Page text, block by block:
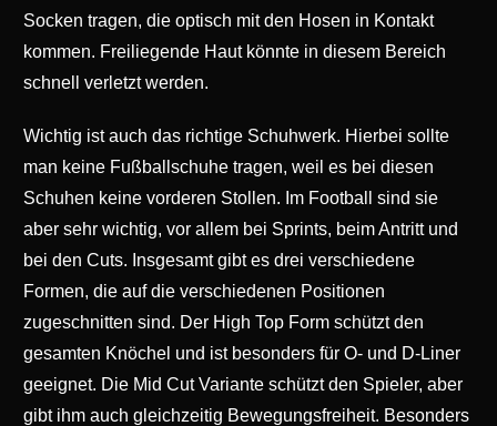
Socken tragen, die optisch mit den Hosen in Kontakt
kommen. Freiliegende Haut könnte in diesem Bereich
schnell verletzt werden.
Wichtig ist auch das richtige Schuhwerk. Hierbei sollte
man keine Fußballschuhe tragen, weil es bei diesen
Schuhen keine vorderen Stollen. Im Football sind sie
aber sehr wichtig, vor allem bei Sprints, beim Antritt und
bei den Cuts. Insgesamt gibt es drei verschiedene
Formen, die auf die verschiedenen Positionen
zugeschnitten sind. Der High Top Form schützt den
gesamten Knöchel und ist besonders für O- und D-Liner
geeignet. Die Mid Cut Variante schützt den Spieler, aber
gibt ihm auch gleichzeitig Bewegungsfreiheit. Besonders